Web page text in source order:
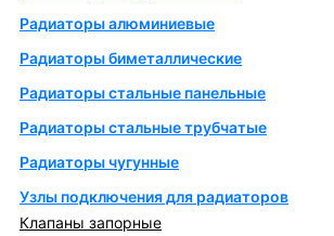
Радиаторы алюминиевые
Радиаторы биметаллические
Радиаторы стальные панельные
Радиаторы стальные трубчатые
Радиаторы чугунные
Узлы подключения для радиаторов
Клапаны запорные